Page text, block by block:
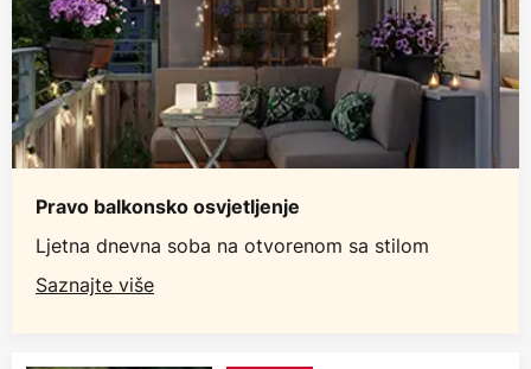
Pravo balkonsko osvjetljenje
Ljetna dnevna soba na otvorenom sa stilom
Saznajte više